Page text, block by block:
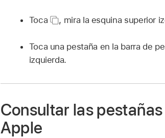
Toca , mira la esquina superior
Toca una pestaña en la barra de
izquierda.
Consultar las
Apple